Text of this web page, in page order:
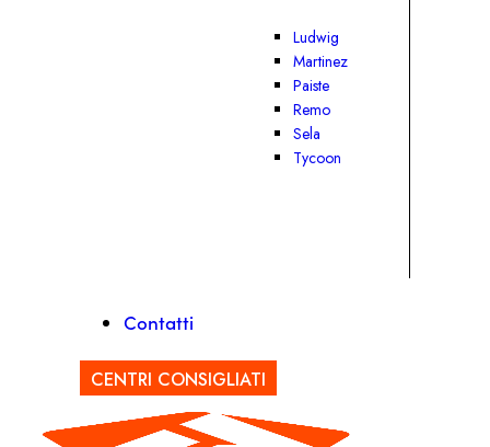
Ludwig
Martinez
Paiste
Remo
Sela
Tycoon
Contatti
CENTRI CONSIGLIATI